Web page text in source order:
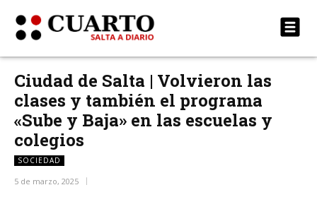
Ciudad de Salta | Volvieron las
clases y también el programa
«Sube y Baja» en las escuelas y
colegios
SOCIEDAD
5 de marzo, 2025